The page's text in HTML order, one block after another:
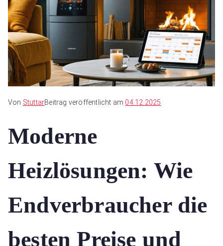
Von StuttarBeitrag veröffentlicht am 04.12.2025
Moderne
Heizlösungen: Wie
Endverbraucher die
besten Preise und